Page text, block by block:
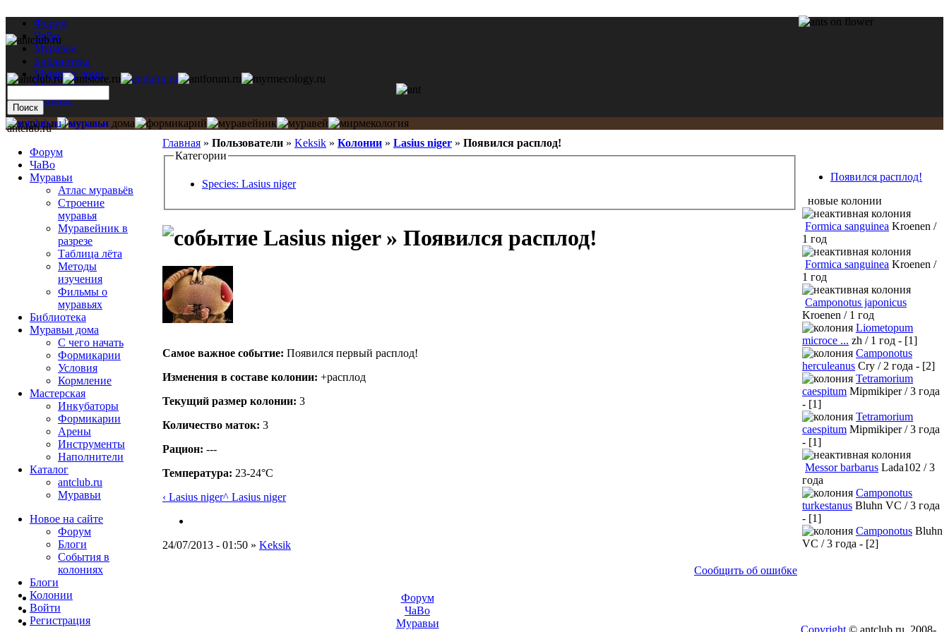
Форум
ЧаВо
Муравьи
Библиотека
Муравьи дома
Мастерская
Каталог
Главная » Пользователи » Keksik » Колонии » Lasius niger » Появился расплод!
Категории
Species: Lasius niger
Lasius niger » Появился расплод!
Самое важное событие: Появился первый расплод!
Изменения в составе кoлонии: +расплод
Текущий размер кoлонии: 3
Количество маток: 3
Рацион: ---
Температура: 23-24°C
‹ Lasius niger^ Lasius niger
24/07/2013 - 01:50 » Keksik
Сообщить об ошибке
antclub.ru
Форум
ЧаВо
Муравьи
Атлас муравьёв
Строение
муравья
Муравейник в
разрезе
Таблица лёта
Методы
изучения
Фильмы о
муравьях
Библиотека
Муравьи дома
С чего начать
Формикарии
Условия
Кормление
Мастерская
Инкубаторы
Формикарии
Арены
Инструменты
Наполнители
Каталог
antclub.ru
Муравьи
Новое на сайте
Форум
Блоги
События в
колониях
Блоги
Колонии
Войти
Peгиcтpaция
Появился расплод!
новые колонии
Formica sanguinea Kroenen /
1 год
Formica sanguinea Kroenen /
1 год
Camponotus japonicus
Kroenen / 1 год
Liometopum
microce ... zh / 1 год - [1]
Camponotus
herculeanus Cry / 2 года - [2]
Tetramorium
caespitum Mipmikiper / 3 года
- [1]
Tetramorium
caespitum Mipmikiper / 3 года
- [1]
Messor barbarus Lada102 / 3
года
Camponotus
turkestanus Bluhn VC / 3 года
- [1]
Camponotus Bluhn
VC / 3 года - [2]
Форум
ЧаВо
Муравьи
Copyright © antclub.ru, 2008-